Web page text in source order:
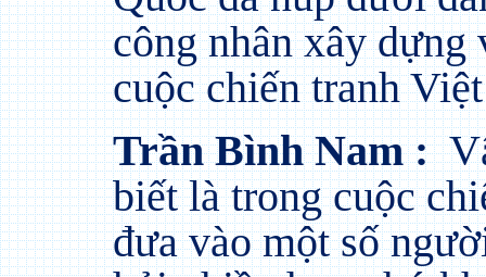
công nhân xây dựng
cuộc chiến tranh
Trần Bình Nam :
biết là trong cuộc
đưa vào một số